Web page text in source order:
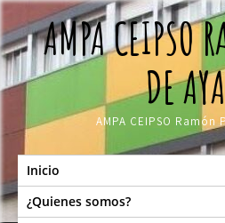
Skip
to
contentAMPA CEIPSO
DE
AMPA CEIPSO Ramón
Inicio
¿Quienes somos?